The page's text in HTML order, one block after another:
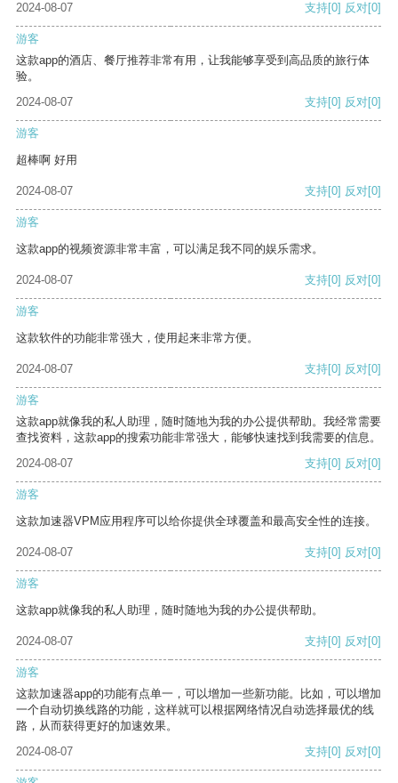
2024-08-07
支持[0] 反对[0]
游客
这款app的酒店、餐厅推荐非常有用，让我能够享受到高品质的旅行体
验。
2024-08-07
支持[0] 反对[0]
游客
超棒啊 好用
2024-08-07 支持[0] 反对[0]
游客
这款app的视频资源非常丰富，可以满足我不同的娱乐需求。
2024-08-07 支持[0] 反对[0]
游客
这款软件的功能非常强大，使用起来非常方便。
2024-08-07 支持[0] 反对[0]
游客
这款app就像我的私人助理，随时随地为我的办公提供帮助。我经常需要
查找资料，这款app的搜索功能非常强大，能够快速找到我需要的信息。
2024-08-07
支持[0] 反对[0]
游客
这款加速器VPM应用程序可以给你提供全球覆盖和最高安全性的连接。
2024-08-07 支持[0] 反对[0]
游客
这款app就像我的私人助理，随时随地为我的办公提供帮助。
2024-08-07 支持[0] 反对[0]
游客
这款加速器app的功能有点单一，可以增加一些新功能。比如，可以增加
一个自动切换线路的功能，这样就可以根据网络情况自动选择最优的线
路，从而获得更好的加速效果。
2024-08-07
支持[0] 反对[0]